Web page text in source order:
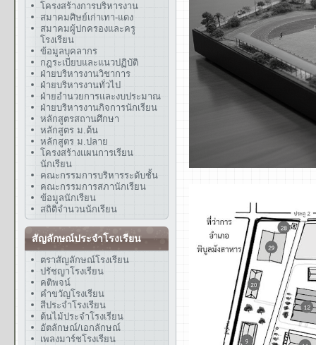
โครงสร้างการบริหารงาน
สมาคมศิษย์เก่าเทา-แดง
สมาคมผู้ปกครองและครู
โรงเรียน
ข้อมูลบุคลากร
กฎระเบียบและแนวปฏิบัติ
ฝ่ายบริหารงานวิชาการ
ฝ่ายบริหารงานทั่วไป
ฝ่ายอำนวยการและงบประมาณ
ฝ่ายบริหารงานกิจการนักเรียน
หลักสูตรสถานศึกษา
หลักสูตร ม.ต้น
หลักสูตร ม.ปลาย
โครงสร้างแผนการเรียน
นักเรียน
คณะกรรมการบริหารระดับชั้น
คณะกรรมการสภานักเรียน
ข้อมูลนักเรียน
สถิติจำนวนนักเรียน
สัญลักษณ์ประจำโรงเรียน
ตราสัญลักษณ์โรงเรียน
ปรัชญาโรงเรียน
คติพจน์
คำขวัญโรงเรียน
สีประจำโรงเรียน
ต้นไม้ประจำโรงเรียน
อัตลักษณ์/เอกลักษณ์
เพลงมาร์ชโรงเรียน